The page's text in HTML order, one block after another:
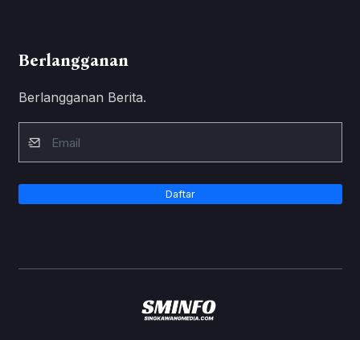
Berlangganan
Berlangganan Berita.
Daftar